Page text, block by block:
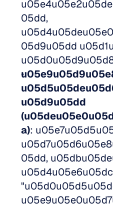
05dd,
05d9u05dd
u05d9u05dd
a):
05dd,